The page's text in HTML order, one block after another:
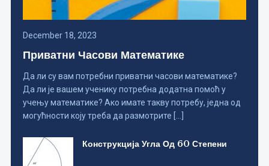
December 18, 2023
Приватни Часови Математике
Да ли су вам потребни приватни часови математике?
Да ли је вашем ученику потребна додатна помоћ у
учењу математике? Ако имате такву потребу, једна од
могућности коју треба да размотрите […]
Конструкција Угла Од 60 Степени